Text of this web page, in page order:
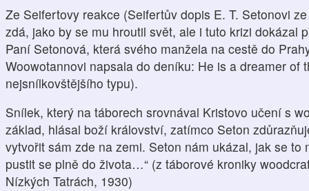
Ze Seifertovy reakce (Seifertův dopis E. T. Setonovi
zdá, jako by se mu hroutil svět, ale i tuto krizi dokázal
Paní Setonová, která svého manžela na cestě do
Woowotannovi napsala do deníku: He is a dreamer of
nejsnílkovštějšího typu).
Snílek, který na táborech srovnával Kristovo učení s
základ, hlásal boží království, zatímco Seton
vytvořit sám zde na zemi. Seton nám ukázal, jak se
pustit se plně do života…“ (z táborové kroniky
Nízkých Tatrách, 1930)